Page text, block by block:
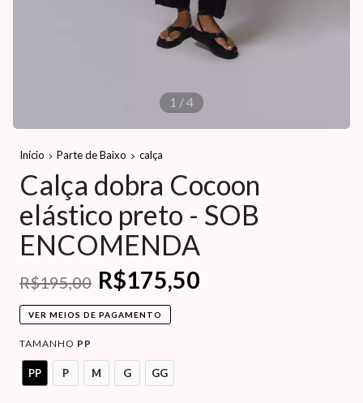
1 /4
Início Parte de Baixo calça
Calça dobra Cocoon
elástico preto - SOB
ENCOMENDA
R$195,00 R$175,50
VER MEIOS DE PAGAMENTO
TAMANHO PP
PP P M G GG